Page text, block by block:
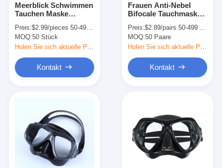
Meerblick Schwimmen
Tauchen Maske
Nebelbekämpfung
Preis:$2.99/pieces 50-499 pieces
MOQ:50 Stück
Kontakt
Frauen Anti-Nebel
Bifocale Tauchmaske
Temperglaslinsen
Preis:$2.89/pairs 50-499 pairs
MOQ:50 Paare
Kontakt